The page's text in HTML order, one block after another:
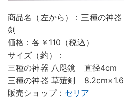
商品名（左から）：三種の神
剣
価格：各￥110（税込）
サイズ（約）：
三種の神器 八咫鏡 直径4cm
三種の神器 草薙剣
販売ショップ： セリア